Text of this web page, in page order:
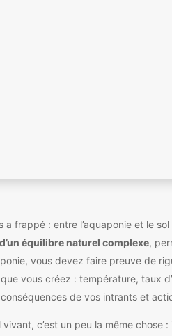
a frappé : entre l’aquaponie et le
équilibre naturel complexe,
vous devez faire preuve de
que vous créez : température, taux
de vos intrants et
c’est un peu la même chose